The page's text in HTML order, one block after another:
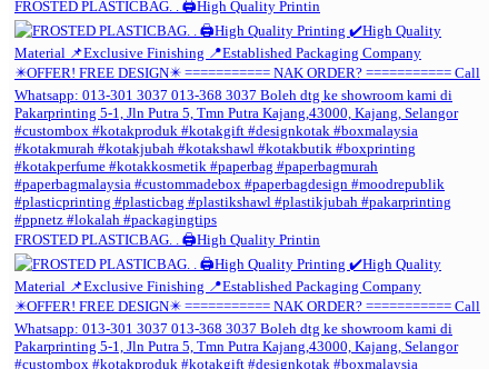
FROSTED PLASTICBAG. . 🖨️High Quality Printin
FROSTED PLASTICBAG. . 🖨️High Quality Printin